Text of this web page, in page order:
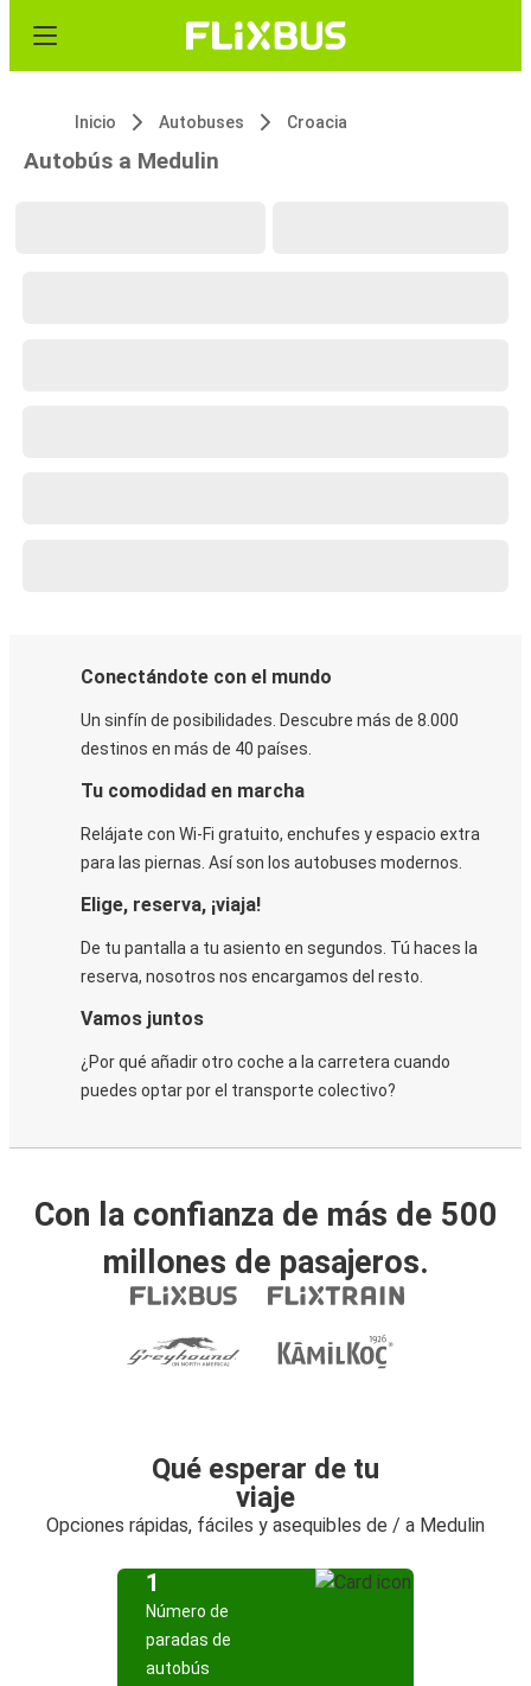
Inicio Autobuses Croacia
Autobús a Medulin
Conectándote con el mundo
Un sinfín de posibilidades. Descubre más de 8.000
destinos en más de 40 países.
Tu comodidad en marcha
Relájate con Wi-Fi gratuito, enchufes y espacio extra
para las piernas. Así son los autobuses modernos.
Elige, reserva, ¡viaja!
De tu pantalla a tu asiento en segundos. Tú haces la
reserva, nosotros nos encargamos del resto.
Vamos juntos
¿Por qué añadir otro coche a la carretera cuando
puedes optar por el transporte colectivo?
Con la confianza de más de 500
millones de pasajeros.
Qué esperar de tu
viaje
Opciones rápidas, fáciles y asequibles de / a Medulin
1
Número de
paradas de
autobús